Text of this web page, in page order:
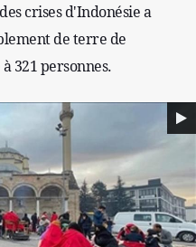
crises d'Indonésie a
de terre de
321 personnes.